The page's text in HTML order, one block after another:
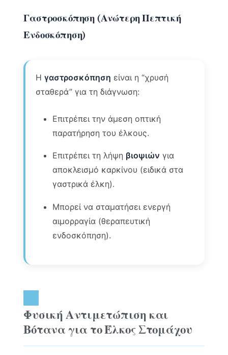
Γαστροσκόπηση (Ανώτερη Πεπτική
Ενδοσκόπηση)
Ηγαστροσκόπηση είναι η “χρυσή
σταθερά” για τη διάγνωση:
Επιτρέπει την άμεση οπτική
παρατήρηση του έλκους.
Επιτρέπει τη λήψη βιοψιών για
αποκλεισμό καρκίνου (ειδικά στα
γαστρικά έλκη).
Μπορεί να σταματήσει ενεργή
αιμορραγία (θεραπευτική
ενδοσκόπηση).
Φυσική Αντιμετώπιση και
Βότανα για το Έλκος Στομάχου